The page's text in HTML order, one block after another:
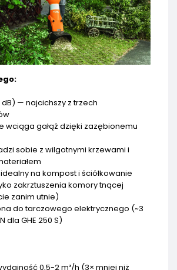
— najcichszy z trzech
wciąga gałąź dzięki zazębionemu
sobie z wilgotnymi krzewami i
na kompost i ściółkowanie
zakrztuszenia komory tnącej
zanim utnie)
do tarczowego elektrycznego (~3
dla GHE 250 S)
0,5-2 m³/h (3× mniej niż